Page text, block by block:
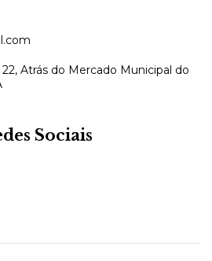
Atrás do Mercado Municipal do
Sociais